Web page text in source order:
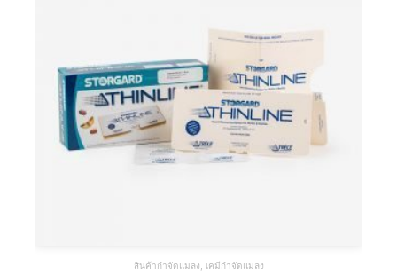
สินค้ากำจัดแมลง เคมีกำจัดแมลง